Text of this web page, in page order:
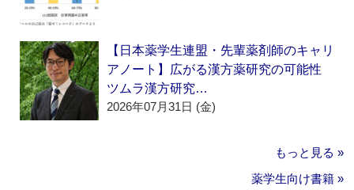
【日本薬学生連盟・先輩薬剤師のキャリ
アノート】広がる漢方薬研究の可能性
ツムラ漢方研究…
2026年07月31日 (金)
もっと見る »
薬学生向け書籍 »